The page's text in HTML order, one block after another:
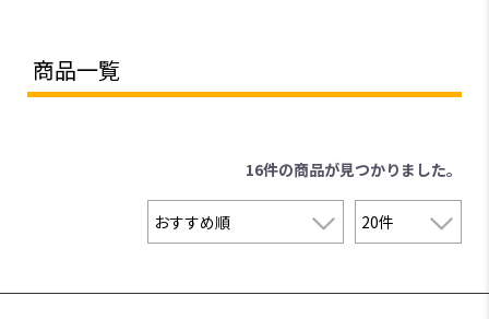
商品一覧
16件の商品が見つかりました。